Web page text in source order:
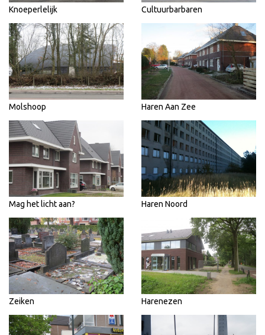
Knoeperlelijk Cultuurbarbaren
Molshoop Haren Aan Zee
Mag het licht aan? Haren Noord
Zeiken Harenezen